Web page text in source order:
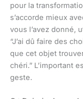
pour la
s’accorde mieux
vous l’avez donné,
“J’ai dû faire des
que cet objet
chéri.” L’important
geste.